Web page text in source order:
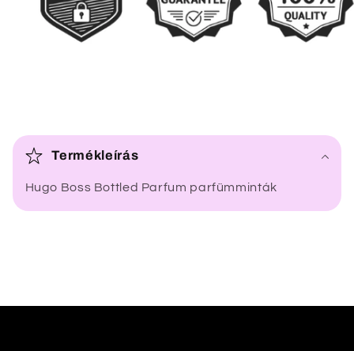
s
e
k
Termékleírás
Hugo Boss Bottled Parfum parfümminták